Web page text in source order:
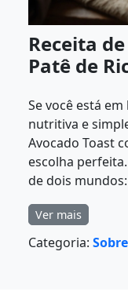
Receita
Patê de
Se você está
nutritiva e
Avocado Toast
escolha
de dois
Ver mais
Categoria: